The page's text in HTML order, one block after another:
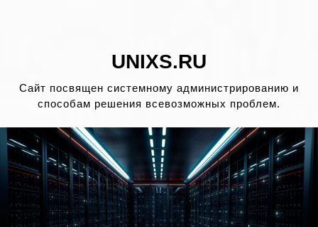
UNIXS.RU
Сайт посвящен системному администрированию и
способам решения всевозможных проблем.